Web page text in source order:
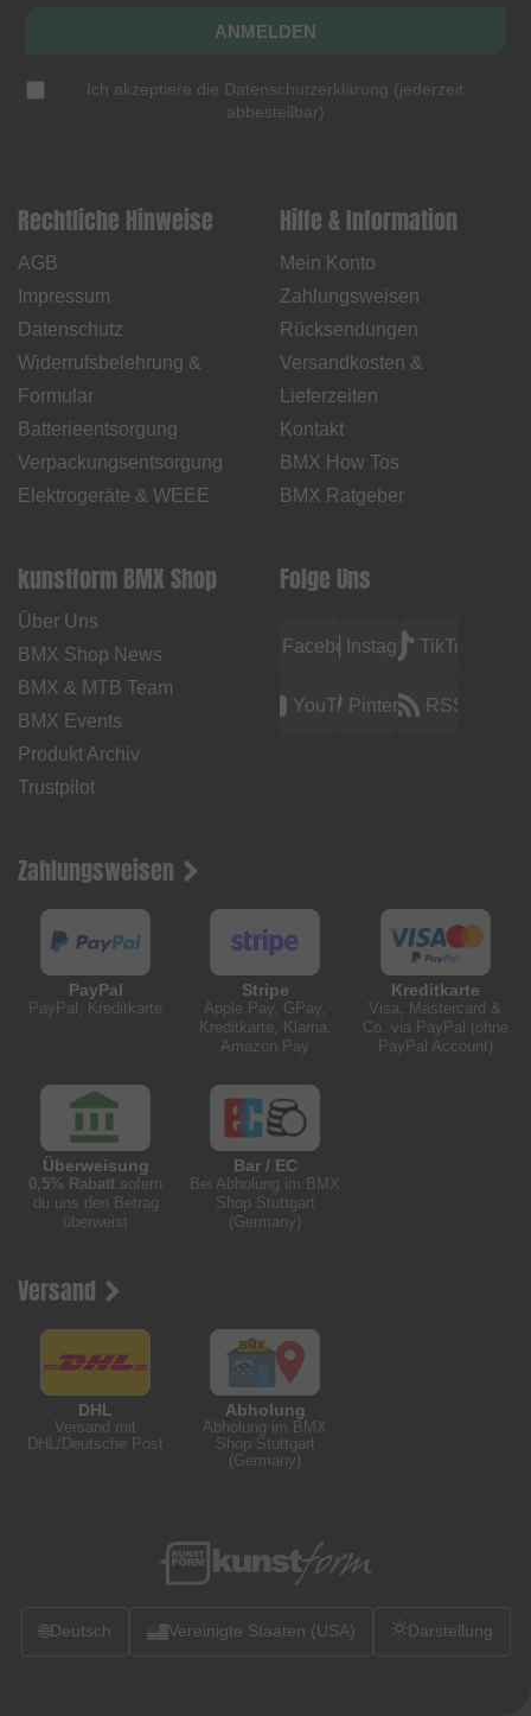
ANMELDEN
Ich akzeptiere die Datenschutzerklärung (jederzeit
abbestellbar)
Rechtliche Hinweise
AGB
Impressum
Datenschutz
Widerrufsbelehrung &
Formular
Batterieentsorgung
Verpackungsentsorgung
Elektrogeräte & WEEE
Hilfe & Information
Mein Konto
Zahlungsweisen
Rücksendungen
Versandkosten &
Lieferzeiten
Kontakt
BMX How Tos
BMX Ratgeber
kunstform BMX Shop
Über Uns
BMX Shop News
BMX & MTB Team
BMX Events
Produkt Archiv
Trustpilot
Folge Uns
FacebookInstagramTikTok
YouTubePinterest RSS
Zahlungsweisen
PayPal
PayPal, Kreditkarte
Stripe
Apple Pay, GPay,
Kreditkarte, Klarna,
Amazon Pay
Kreditkarte
Visa, Mastercard &
Co. via PayPal (ohne
PayPal Account)
Überweisung
0,5% Rabatt sofern
du uns den Betrag
überweist
Bar / EC
Bei Abholung im BMX
Shop Stuttgart
(Germany)
Versand
DHL
Versand mit
DHL/Deutsche Post
Abholung
Abholung im BMX
Shop Stuttgart
(Germany)
🌐Deutsch Vereinigte Staaten (USA) Darstellung